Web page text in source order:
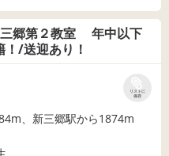
三郷第２教室 年中以下
/送迎あり！
リストに
保存
、新三郷駅から1874m